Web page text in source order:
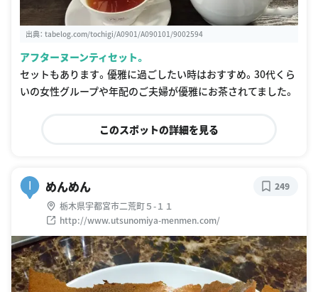
出典： tabelog.com/tochigi/A0901/A090101/9002594
アフターヌーンティセット。
セットもあります。優雅に過ごしたい時はおすすめ。30代くら
いの女性グループや年配のご夫婦が優雅にお茶されてました。
このスポットの詳細を見る
めんめん
栃木県宇都宮市二荒町５-１１
http://www.utsunomiya-menmen.com/
249